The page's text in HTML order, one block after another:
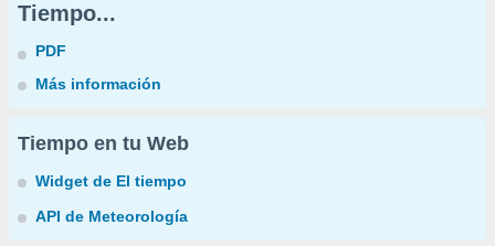
Tiempo...
PDF
Más información
Tiempo en tu Web
Widget de El tiempo
API de Meteorología